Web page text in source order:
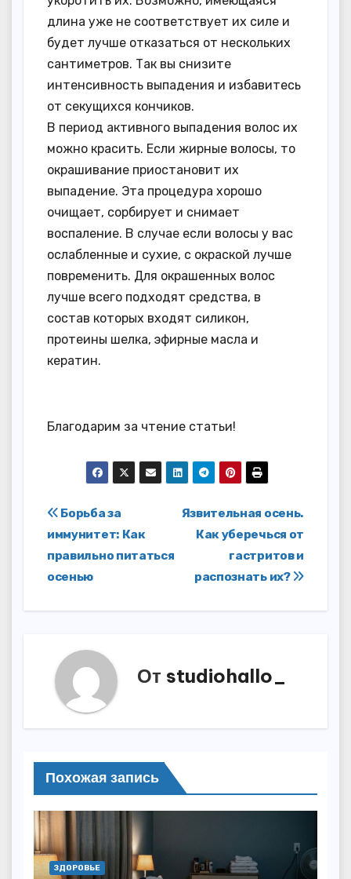
длина уже не соответствует их силе и
будет лучше отказаться от нескольких
сантиметров. Так вы снизите
интенсивность выпадения и избавитесь
от секущихся кончиков.
В период активного выпадения волос их
можно красить. Если жирные волосы, то
окрашивание приостановит их
выпадение. Эта процедура хорошо
очищает, сорбирует и снимает
воспаление. В случае если волосы у вас
ослабленные и сухие, с окраской лучше
повременить. Для окрашенных волос
лучше всего подходят средства, в
состав которых входят силикон,
протеины шелка, эфирные масла и
кератин.
Благодарим за чтение статьи!
Навигация
по
записям
Язвительная осень.
Как уберечься от
гастритов и
распознать их?
Борьба за
иммунитет: Как
правильно питаться
осенью
От studiohallo_
Похожая запись
ЗДОРОВЬЕ